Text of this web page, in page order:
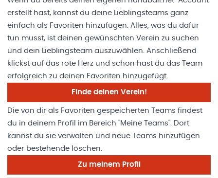
erstellt hast, kannst du deine Lieblingsteams ganz
einfach als Favoriten hinzufügen. Alles, was du dafür
tun musst, ist deinen gewünschten Verein zu suchen
und dein Lieblingsteam auszuwählen. Anschließend
klickst auf das rote Herz und schon hast du das Team
erfolgreich zu deinen Favoriten hinzugefügt.
Finde deinen Verein!
Die von dir als Favoriten gespeicherten Teams findest
du in deinem Profil im Bereich "Meine Teams". Dort
kannst du sie verwalten und neue Teams hinzufügen
oder bestehende löschen.
Zu meinem Profil